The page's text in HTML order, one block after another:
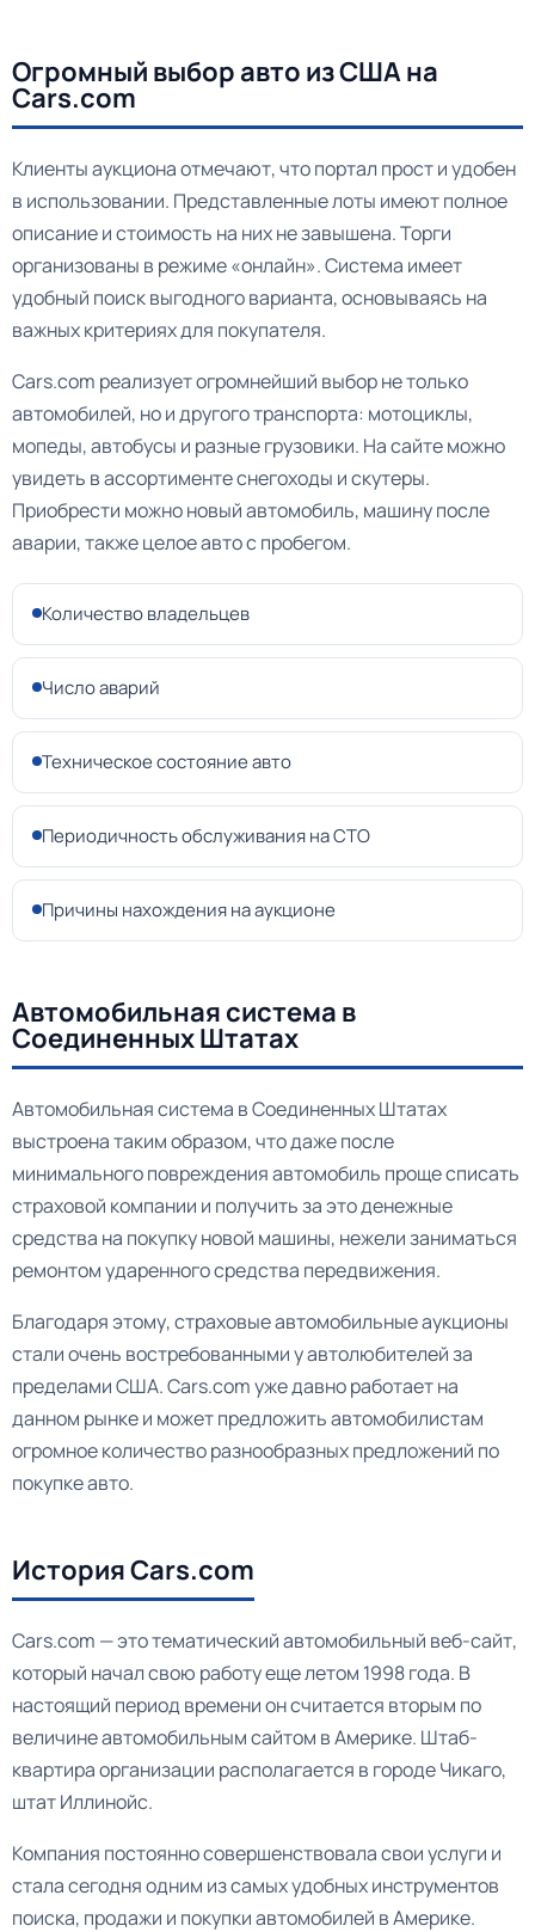
Огромный выбор авто из США на
Cars.com
Клиенты аукциона отмечают, что портал прост и удобен
в использовании. Представленные лоты имеют полное
описание и стоимость на них не завышена. Торги
организованы в режиме «онлайн». Система имеет
удобный поиск выгодного варианта, основываясь на
важных критериях для покупателя.
Cars.com реализует огромнейший выбор не только
автомобилей, но и другого транспорта: мотоциклы,
мопеды, автобусы и разные грузовики. На сайте можно
увидеть в ассортименте снегоходы и скутеры.
Приобрести можно новый автомобиль, машину после
аварии, также целое авто с пробегом.
Количество владельцев
Число аварий
Техническое состояние авто
Периодичность обслуживания на СТО
Причины нахождения на аукционе
Автомобильная система в
Соединенных Штатах
Автомобильная система в Соединенных Штатах
выстроена таким образом, что даже после
минимального повреждения автомобиль проще списать
страховой компании и получить за это денежные
средства на покупку новой машины, нежели заниматься
ремонтом ударенного средства передвижения.
Благодаря этому, страховые автомобильные аукционы
стали очень востребованными у автолюбителей за
пределами США. Cars.com уже давно работает на
данном рынке и может предложить автомобилистам
огромное количество разнообразных предложений по
покупке авто.
История Cars.com
Cars.com — это тематический автомобильный веб-сайт,
который начал свою работу еще летом 1998 года. В
настоящий период времени он считается вторым по
величине автомобильным сайтом в Америке. Штаб-
квартира организации располагается в городе Чикаго,
штат Иллинойс.
Компания постоянно совершенствовала свои услуги и
стала сегодня одним из самых удобных инструментов
поиска, продажи и покупки автомобилей в Америке.